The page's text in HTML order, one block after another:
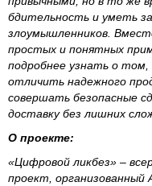
бдительность и уметь
злоумышленников.
простых и понятных
подробнее узнать о том,
отличить надежного
совершать безопасные
доставку без лишних
О проекте:
«Цифровой ликбез» –
проект,